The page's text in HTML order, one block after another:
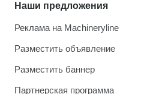
Наши предложения
Реклама на Machineryline
Разместить объявление
Разместить баннер
Партнерская программа